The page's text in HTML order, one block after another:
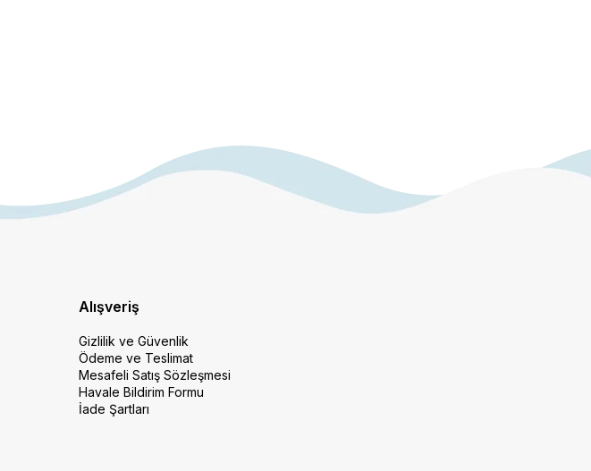
Alışveriş
Gizlilik ve Güvenlik
Ödeme ve Teslimat
Mesafeli Satış Sözleşmesi
Havale Bildirim Formu
İade Şartları